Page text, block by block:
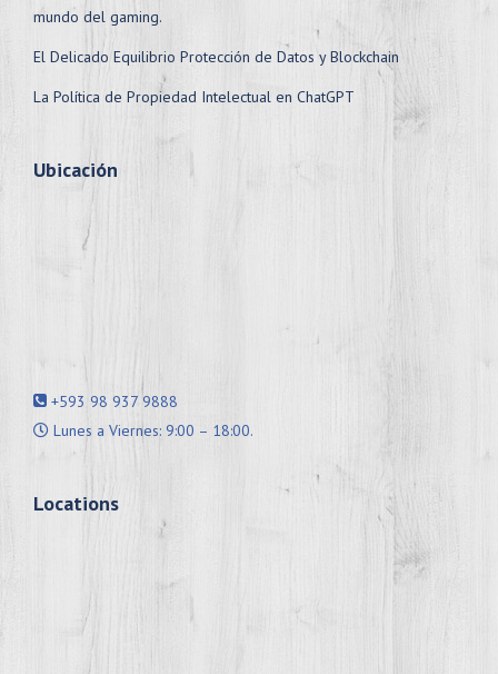
mundo del gaming.
El Delicado Equilibrio Protección de Datos y Blockchain
La Política de Propiedad Intelectual en ChatGPT
Ubicación
+593 98 937 9888
Lunes a Viernes: 9:00 – 18:00.
Locations